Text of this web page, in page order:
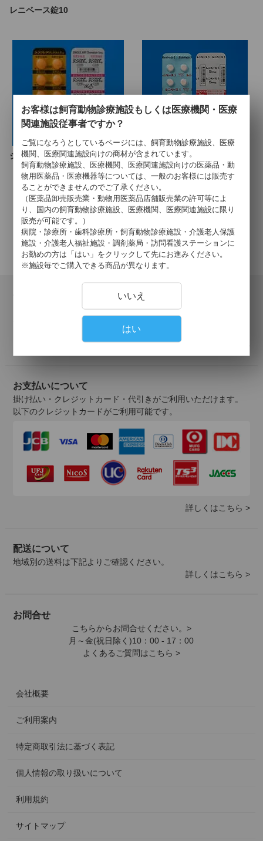
レニベース錠10
シングレアチュアブル錠５ｍｇ レニベース錠５
6件中 1〜6件目
当サイトでの購入には会員登録が必要となります。
登録の認証が済みましたら、会員登録完了のご報告を、ご登録
メールアドレス宛にご連絡いたします。
お支払いについて
掛け払い・クレジットカード・代引きがご利用いただけます。
以下のクレジットカードがご利用可能です。
詳しくはこちら >
配送について
地域別の送料は下記よりご確認ください。
詳しくはこちら >
お問合せ
こちらからお問合せください。>
月～金(祝日除く)10：00 - 17：00
よくあるご質問はこちら >
会社概要
ご利用案内
特定商取引法に基づく表記
個人情報の取り扱いについて
利用規約
サイトマップ
お客様は飼育動物診療施設もしくは医療機関・医療
関連施設従事者ですか？
ご覧になろうとしているページには、飼育動物診療施設、医療
機関、医療関連施設向けの商材が含まれています。
飼育動物診療施設、医療機関、医療関連施設向けの医薬品・動
物用医薬品・医療機器等については、一般のお客様には販売す
ることができませんのでご了承ください。
（医薬品卸売販売業・動物用医薬品店舗販売業の許可等によ
り、国内の飼育動物診療施設、医療機関、医療関連施設に限り
販売が可能です。）
病院・診療所・歯科診療所・飼育動物診療施設・介護老人保護
施設・介護老人福祉施設・調剤薬局・訪問看護ステーションに
お勤めの方は「はい」をクリックして先にお進みください。
※施設毎でご購入できる商品が異なります。
いいえ
はい